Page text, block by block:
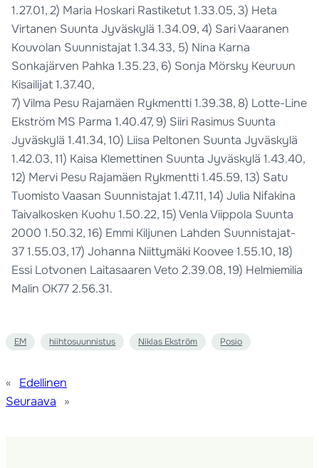
1.27.01, 2) Maria Hoskari Rastiketut 1.33.05, 3) Heta
Virtanen Suunta Jyväskylä 1.34.09, 4) Sari Vaaranen
Kouvolan Suunnistajat 1.34.33, 5) Nina Karna
Sonkajärven Pahka 1.35.23, 6) Sonja Mörsky Keuruun
Kisailijat 1.37.40,
7) Vilma Pesu Rajamäen Rykmentti 1.39.38, 8) Lotte-Line
Ekström MS Parma 1.40.47, 9) Siiri Rasimus Suunta
Jyväskylä 1.41.34, 10) Liisa Peltonen Suunta Jyväskylä
1.42.03, 11) Kaisa Klemettinen Suunta Jyväskylä 1.43.40,
12) Mervi Pesu Rajamäen Rykmentti 1.45.59, 13) Satu
Tuomisto Vaasan Suunnistajat 1.47.11, 14) Julia Nifakina
Taivalkosken Kuohu 1.50.22, 15) Venla Viippola Suunta
2000 1.50.32, 16) Emmi Kiljunen Lahden Suunnistajat-
37 1.55.03, 17) Johanna Niittymäki Koovee 1.55.10, 18)
Essi Lotvonen Laitasaaren Veto 2.39.08, 19) Helmiemilia
Malin OK77 2.56.31.
EM hiihtosuunnistus Niklas Ekström Posio
«
Edellinen
Seuraava
»